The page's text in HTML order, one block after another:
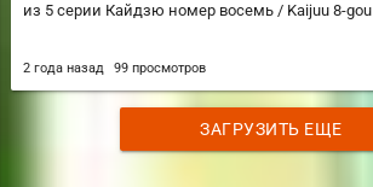
из 5 серии Кайдзю номер восемь / Kaijuu 8-gou
2 года назад 99 просмотров
ЗАГРУЗИТЬ ЕЩЕ